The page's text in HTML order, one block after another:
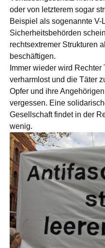
oder von letzterem sogar
Beispiel als sogenannte V-
Sicherheitsbehörden
rechtsextremer Strukturen
beschäftigen.
Immer wieder wird Rechter
verharmlost und die Täter
Opfer und ihre
vergessen. Eine
Gesellschaft findet in der
wenig.